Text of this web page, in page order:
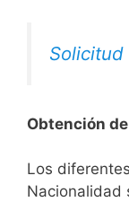
Obtención
​​​Los
Nacionalidad